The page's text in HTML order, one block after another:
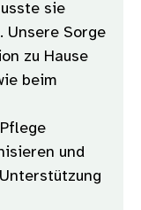
sie
Unsere Sorge
zu Hause
beim
und